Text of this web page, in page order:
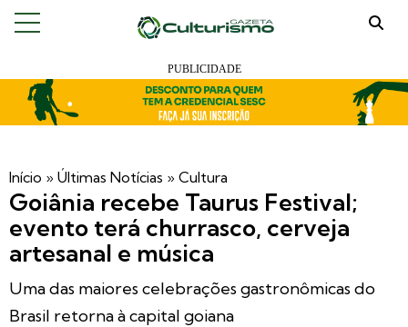
Início » Últimas Notícias » Cultura
Goiânia recebe Taurus Festival;
evento terá churrasco, cerveja
artesanal e música
Uma das maiores celebrações gastronômicas do
Brasil retorna à capital goiana